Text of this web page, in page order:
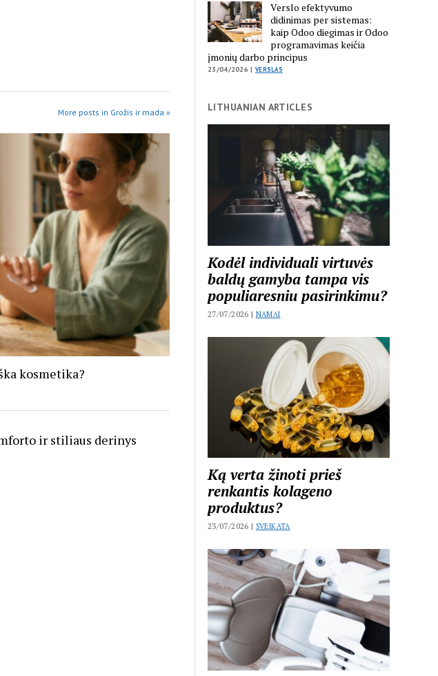
More posts in Grožis ir mada »
kosmetika?
ir stiliaus derinys
Verslo efektyvumo
didinimas per sistemas:
kaip Odoo diegimas ir Odoo
programavimas keičia
įmonių darbo principus
23/04/2026 | VERSLAS
LITHUANIAN ARTICLES
Kodėl individuali virtuvės
baldų gamyba tampa vis
populiaresniu pasirinkimu?
27/07/2026 | NAMAI
Ką verta žinoti prieš
renkantis kolageno
produktus?
23/07/2026 | SVEIKATA